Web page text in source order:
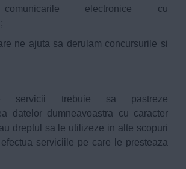
electronice cu
ne ajuta sa derulam concursurile si
servicii trebuie sa pastreze
datelor dumneavoastra cu caracter
dreptul sa le utilizeze in alte scopuri
serviciile pe care le presteaza